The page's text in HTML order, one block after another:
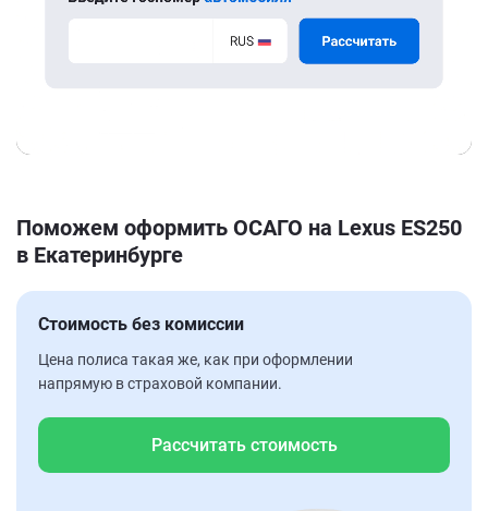
Поможем оформить ОСАГО на Lexus ES250
в Екатеринбурге
Стоимость без комиссии
Цена полиса такая же, как при оформлении
напрямую в страховой компании.
Рассчитать стоимость